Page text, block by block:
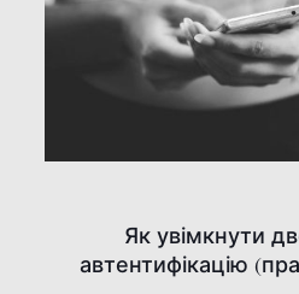
Як увімкнути
автентифікацію